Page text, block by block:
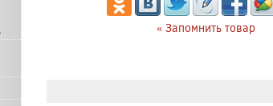
« Запомнить товар